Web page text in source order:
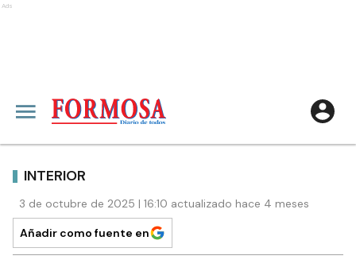
Ads
INTERIOR
3 de octubre de 2025 | 16:10 actualizado hace 4 meses
Añadir como fuente en